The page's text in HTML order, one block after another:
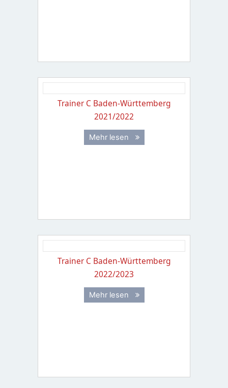
Trainer C Baden-Württemberg
2021/2022
Mehr lesen
Trainer C Baden-Württemberg
2022/2023
Mehr lesen